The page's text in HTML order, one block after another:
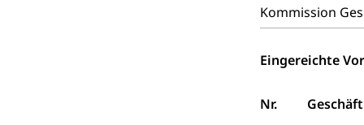
Kommission
Eingereichte
Nr. Geschäft
Kantonaler
Polizei
Polizei
Versorgung
Vorratshaltung,